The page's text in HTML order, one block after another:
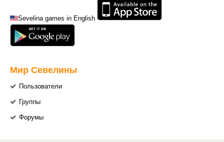
Sevelina games in English
Мир Севелины
Пользователи
Группы
Форумы